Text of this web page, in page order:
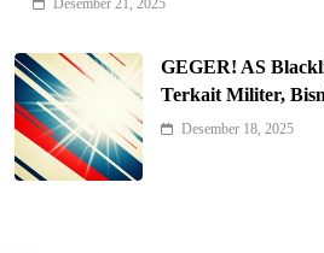
7
Belajar
Berita Nasional
8
Xenco Medical
Desember 21, 2025
GEGER! AS
Terkait Militer,
Desember 18, 2025